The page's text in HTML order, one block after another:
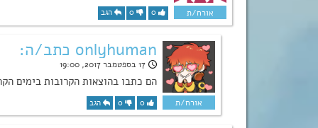
0
0 הגב
onlyhuman כתב/ה:
17 בספטמבר 2017, 19:00
הם כתבו בהוצאות הקרובות בימים
0
0 הגב